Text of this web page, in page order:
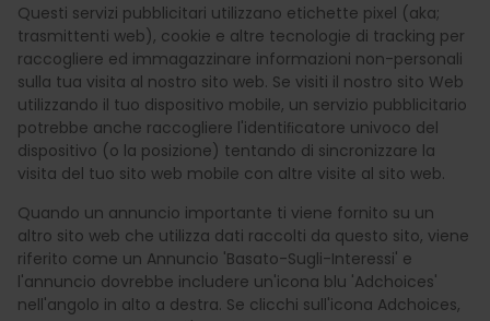
Questi servizi pubblicitari utilizzano etichette pixel (aka;
trasmittenti web), cookie e altre tecnologie di tracking per
raccogliere ed immagazzinare informazioni non-personali
sulla tua visita al nostro sito web. Se visiti il nostro sito Web
utilizzando il tuo dispositivo mobile, un servizio pubblicitario
potrebbe anche raccogliere l'identiﬁcatore univoco del
dispositivo (o la posizione) tentando di sincronizzare la
visita del tuo sito web mobile con altre visite al sito web.
Quando un annuncio importante ti viene fornito su un
altro sito web che utilizza dati raccolti da questo sito, viene
riferito come un Annuncio 'Basato-Sugli-Interessi' e
l'annuncio dovrebbe includere un'icona blu 'Adchoices'
nell'angolo in alto a destra. Se clicchi sull'icona Adchoices,